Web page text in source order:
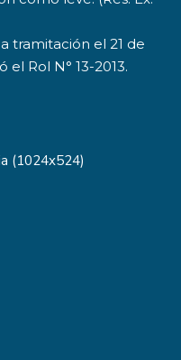
tramitación el 21 de
el Rol N° 13-2013.